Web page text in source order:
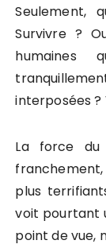
Seulement,
Survivre ?
humaines
interposées ?
La force du
franchement,
plus
voit pourtant
point de vue,